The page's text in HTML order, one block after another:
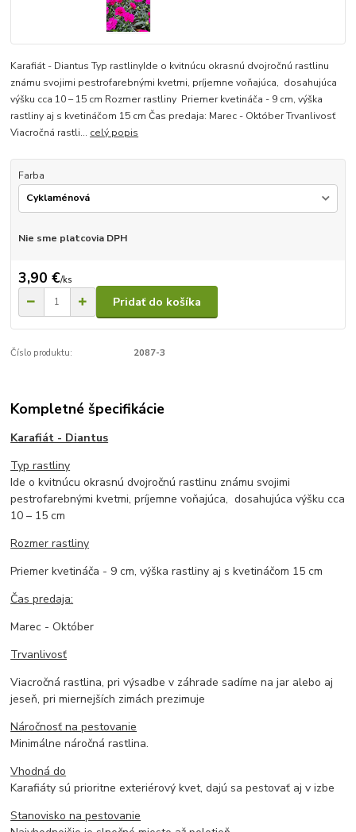
Karafiát - Diantus Typ rastlinyIde o kvitnúcu okrasnú dvojročnú rastlinu
známu svojimi pestrofarebnými kvetmi, príjemne voňajúca, dosahujúca
výšku cca 10 – 15 cm Rozmer rastliny Priemer kvetináča - 9 cm, výška
rastliny aj s kvetináčom 15 cm Čas predaja: Marec - Október Trvanlivosť
Viacročná rastli... celý popis
Farba
Nie sme platcovia DPH
3,90 €/ks
Pridať do košíka
Číslo produktu: 2087-3
Kompletné špecifikácie
Karafiát - Diantus
Typ rastliny
Ide o kvitnúcu okrasnú dvojročnú rastlinu známu svojimi
pestrofarebnými kvetmi, príjemne voňajúca, dosahujúca výšku cca
10 – 15 cm
Rozmer rastliny
Priemer kvetináča - 9 cm, výška rastliny aj s kvetináčom 15 cm
Čas predaja:
Marec - Október
Trvanlivosť
Viacročná rastlina, pri výsadbe v záhrade sadíme na jar alebo aj
jeseň, pri miernejších zimách prezimuje
Náročnosť na pestovanie
Minimálne náročná rastlina.
Vhodná do
Karafiáty sú prioritne exteriérový kvet, dajú sa pestovať aj v izbe
Stanovisko na pestovanie